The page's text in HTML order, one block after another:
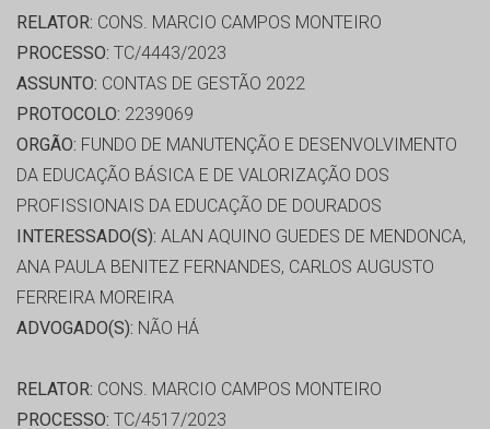
RELATOR: CONS. MARCIO CAMPOS MONTEIRO
PROCESSO: TC/4443/2023
ASSUNTO: CONTAS DE GESTÃO 2022
PROTOCOLO: 2239069
ORGÃO: FUNDO DE MANUTENÇÃO E DESENVOLVIMENTO
DA EDUCAÇÃO BÁSICA E DE VALORIZAÇÃO DOS
PROFISSIONAIS DA EDUCAÇÃO DE DOURADOS
INTERESSADO(S): ALAN AQUINO GUEDES DE MENDONCA,
ANA PAULA BENITEZ FERNANDES, CARLOS AUGUSTO
FERREIRA MOREIRA
ADVOGADO(S): NÃO HÁ
RELATOR: CONS. MARCIO CAMPOS MONTEIRO
PROCESSO: TC/4517/2023